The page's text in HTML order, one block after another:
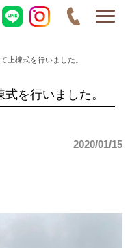
棟式を行いました。
を行いました。
2020/01/15